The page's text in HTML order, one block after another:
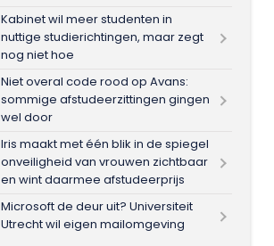
Kabinet wil meer studenten in
nuttige studierichtingen, maar zegt
nog niet hoe
Niet overal code rood op Avans:
sommige afstudeerzittingen gingen
wel door
Iris maakt met één blik in de spiegel
onveiligheid van vrouwen zichtbaar
en wint daarmee afstudeerprijs
Microsoft de deur uit? Universiteit
Utrecht wil eigen mailomgeving